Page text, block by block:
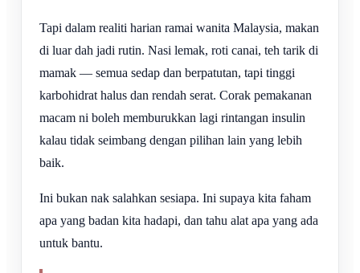
Tapi dalam realiti harian ramai wanita Malaysia, makan
di luar dah jadi rutin. Nasi lemak, roti canai, teh tarik di
mamak — semua sedap dan berpatutan, tapi tinggi
karbohidrat halus dan rendah serat. Corak pemakanan
macam ni boleh memburukkan lagi rintangan insulin
kalau tidak seimbang dengan pilihan lain yang lebih
baik.
Ini bukan nak salahkan sesiapa. Ini supaya kita faham
apa yang badan kita hadapi, dan tahu alat apa yang ada
untuk bantu.